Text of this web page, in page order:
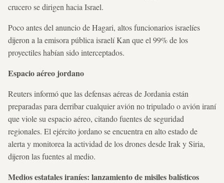
crucero se dirigen hacia Israel.
Poco antes del anuncio de Hagari, altos funcionarios israelíes
dijeron a la emisora pública israelí Kan que el 99% de los
proyectiles habían sido interceptados.
Espacio aéreo jordano
Reuters informó que las defensas aéreas de Jordania están
preparadas para derribar cualquier avión no tripulado o avión iraní
que viole su espacio aéreo, citando fuentes de seguridad
regionales. El ejército jordano se encuentra en alto estado de
alerta y monitorea la actividad de los drones desde Irak y Siria,
dijeron las fuentes al medio.
Medios estatales iraníes: lanzamiento de misiles balísticos